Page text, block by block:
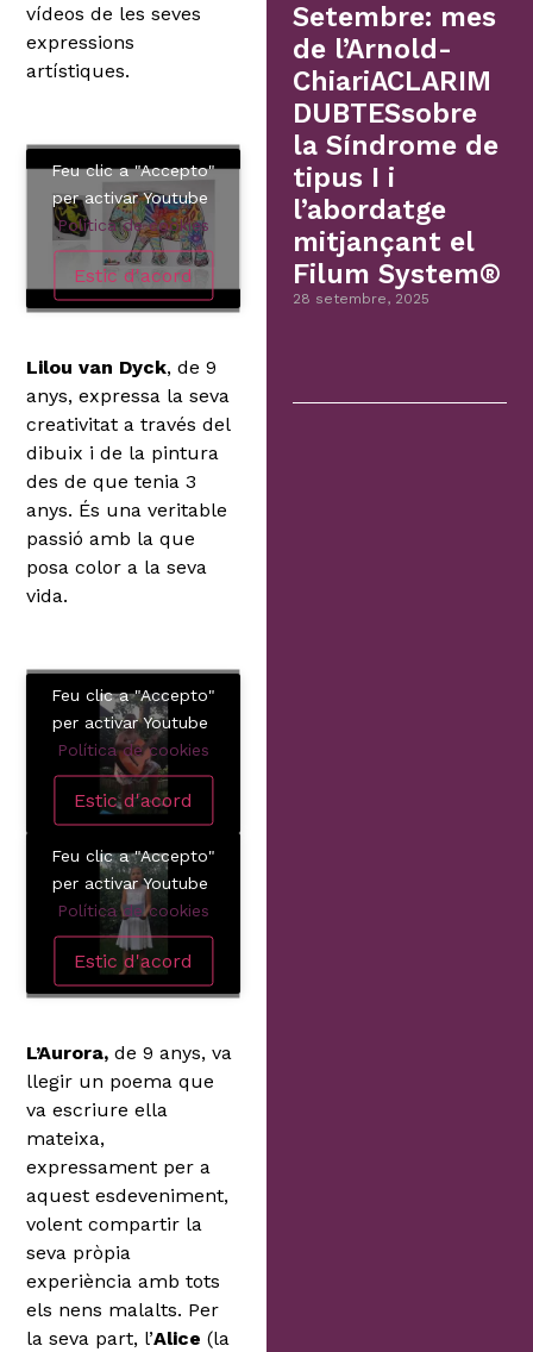
vídeos de les seves
expressions
artístiques.
Feu clic a "Accepto"
per activar Youtube
Política de cookies
Estic d'acord
Lilou van Dyck, de 9
anys, expressa la seva
creativitat a través del
dibuix i de la pintura
des de que tenia 3
anys. És una veritable
passió amb la que
posa color a la seva
vida.
Feu clic a "Accepto"
per activar Youtube
Política de cookies
Estic d'acord
Feu clic a "Accepto"
per activar Youtube
Política de cookies
Estic d'acord
L’Aurora,de 9 anys, va
llegir un poema que
va escriure ella
mateixa,
expressament per a
aquest esdeveniment,
volent compartir la
seva pròpia
experiència amb tots
els nens malalts. Per
la seva part, l’Alice (la
Setembre: mes
de l’Arnold-
ChiariACLARIM
DUBTESsobre
la Síndrome de
tipus I i
l’abordatge
mitjançant el
Filum System®
28 setembre, 2025